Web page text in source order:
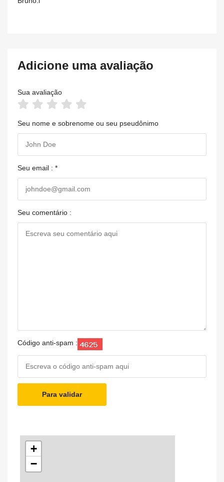
Adicione uma avaliação
Sua avaliação
Seu nome e sobrenome ou seu pseudônimo
Seu email : *
Seu comentário :
Código anti-spam :
Para validar
+
−